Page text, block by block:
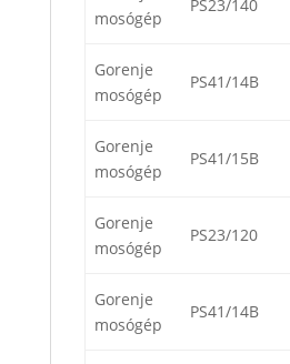
mosógép
PS23/140
Gorenje
mosógép
PS41/14B
Gorenje
mosógép
PS41/15B
Gorenje
mosógép
PS23/120
Gorenje
mosógép
PS41/14B